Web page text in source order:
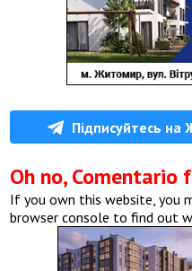
Підписуйтесь
Oh no,
If you own this website, you
browser console to find out